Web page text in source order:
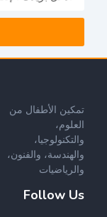
تمكين الأطفال من
العلوم،
والتكنولوجيا،
والهندسة، والفنون،
والرياضيات
Follow Us